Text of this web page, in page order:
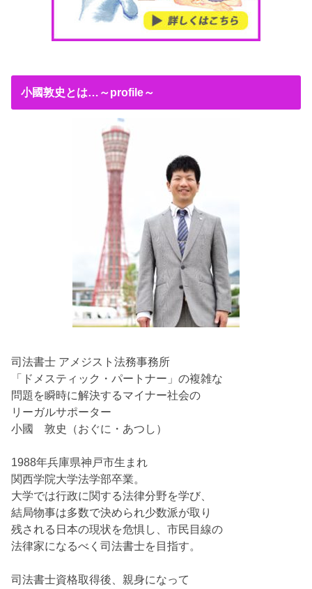
小國敦史とは…～profile～
司法書士 アメジスト法務事務所
「ドメスティック・パートナー」の複雑な
問題を瞬時に解決するマイナー社会の
リーガルサポーター
小國 敦史（おぐに・あつし）
1988年兵庫県神戸市生まれ
関西学院大学法学部卒業。
大学では行政に関する法律分野を学び、
結局物事は多数で決められ少数派が取り
残される日本の現状を危惧し、市民目線の
法律家になるべく司法書士を目指す。
司法書士資格取得後、親身になって